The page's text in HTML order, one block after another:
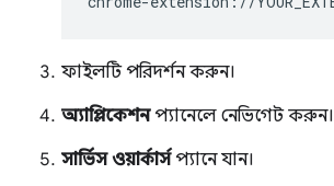
ফাইলটি পরিদর্শন করুন।
অ্যাপ্লিকেশনপ্যানেলে নেভিগেট করুন।
সার্ভিস ওয়ার্কার্সপ্যানে যান।